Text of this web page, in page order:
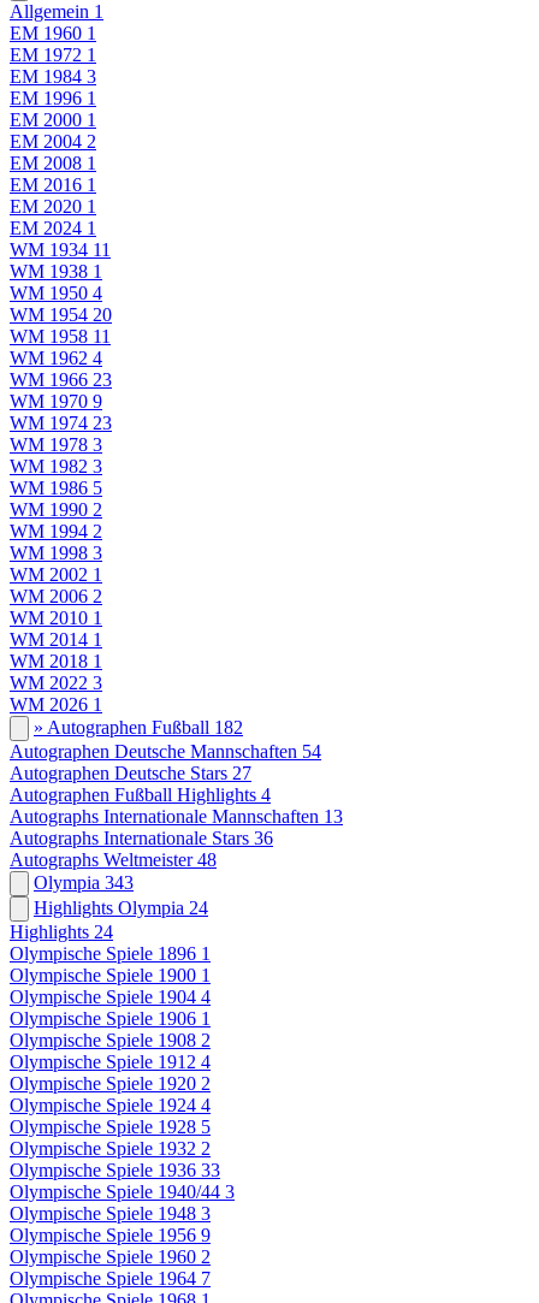
Allgemein 1
EM 1960 1
EM 1972 1
EM 1984 3
EM 1996 1
EM 2000 1
EM 2004 2
EM 2008 1
EM 2016 1
EM 2020 1
EM 2024 1
WM 1934 11
WM 1938 1
WM 1950 4
WM 1954 20
WM 1958 11
WM 1962 4
WM 1966 23
WM 1970 9
WM 1974 23
WM 1978 3
WM 1982 3
WM 1986 5
WM 1990 2
WM 1994 2
WM 1998 3
WM 2002 1
WM 2006 2
WM 2010 1
WM 2014 1
WM 2018 1
WM 2022 3
WM 2026 1
» Autographen Fußball 182
Autographen Deutsche Mannschaften 54
Autographen Deutsche Stars 27
Autographen Fußball Highlights 4
Autographs Internationale Mannschaften 13
Autographs Internationale Stars 36
Autographs Weltmeister 48
Olympia 343
Highlights Olympia 24
Highlights 24
Olympische Spiele 1896 1
Olympische Spiele 1900 1
Olympische Spiele 1904 4
Olympische Spiele 1906 1
Olympische Spiele 1908 2
Olympische Spiele 1912 4
Olympische Spiele 1920 2
Olympische Spiele 1924 4
Olympische Spiele 1928 5
Olympische Spiele 1932 2
Olympische Spiele 1936 33
Olympische Spiele 1940/44 3
Olympische Spiele 1948 3
Olympische Spiele 1956 9
Olympische Spiele 1960 2
Olympische Spiele 1964 7